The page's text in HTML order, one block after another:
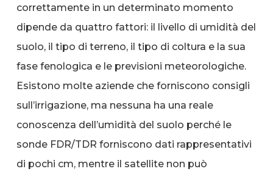
correttamente in un determinato momento
dipende da quattro fattori: il livello di umidità del
suolo, il tipo di terreno, il tipo di coltura e la sua
fase fenologica e le previsioni meteorologiche.
Esistono molte aziende che forniscono consigli
sull’irrigazione, ma nessuna ha una reale
conoscenza dell’umidità del suolo perché le
sonde FDR/TDR forniscono dati rappresentativi
di pochi cm, mentre il satellite non può